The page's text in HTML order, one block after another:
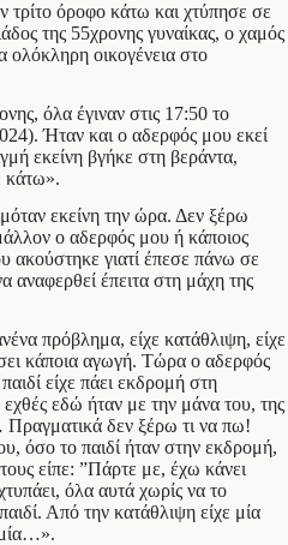
τρίτο όροφο κάτω και χτύπησε σε
της 55χρονης γυναίκας, ο χαμός
ολόκληρη οικογένεια στο
όλα έγιναν στις 17:50 το
Ήταν και ο αδερφός μου εκεί
εκείνη βγήκε στη βεράντα,
κάτω».
εκείνη την ώρα. Δεν ξέρω
ο αδερφός μου ή κάποιος
ακούστηκε γιατί έπεσε πάνω σε
αναφερθεί έπειτα στη μάχη της
πρόβλημα, είχε κατάθλιψη, είχε
κάποια αγωγή. Τώρα ο αδερφός
είχε πάει εκδρομή στη
εδώ ήταν με την μάνα του, της
δεν ξέρω τι να πω!
όσο το παιδί ήταν στην εκδρομή,
είπε: ”Πάρτε με, έχω κάνει
όλα αυτά χωρίς να το
Από την κατάθλιψη είχε μία